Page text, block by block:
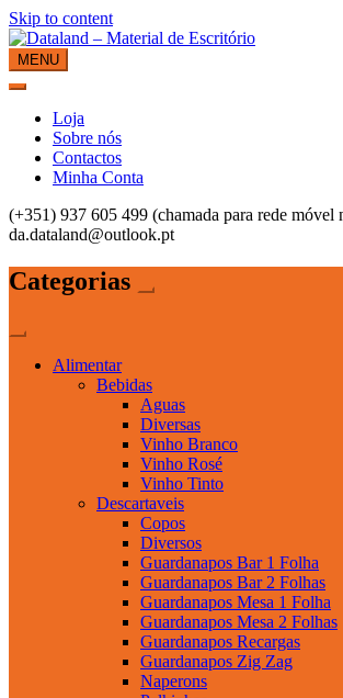
Skip to content
Dataland – Material de Escritório
Material de Escritório
MENU
Loja
Sobre nós
Contactos
Minha Conta
(+351) 937 605 499 (chamada para rede móvel
da.dataland@outlook.pt
Categorias
Alimentar
Bebidas
Aguas
Diversas
Vinho Branco
Vinho Rosé
Vinho Tinto
Descartaveis
Copos
Diversos
Guardanapos Bar 1 Folha
Guardanapos Bar 2 Folhas
Guardanapos Mesa 1 Folha
Guardanapos Mesa 2 Folhas
Guardanapos Recargas
Guardanapos Zig Zag
Naperons